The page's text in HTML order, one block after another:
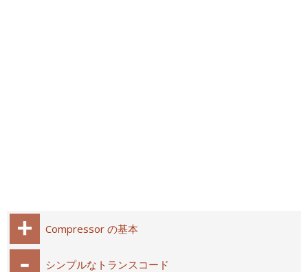
Compressor の基本
シンプルなトランスコード